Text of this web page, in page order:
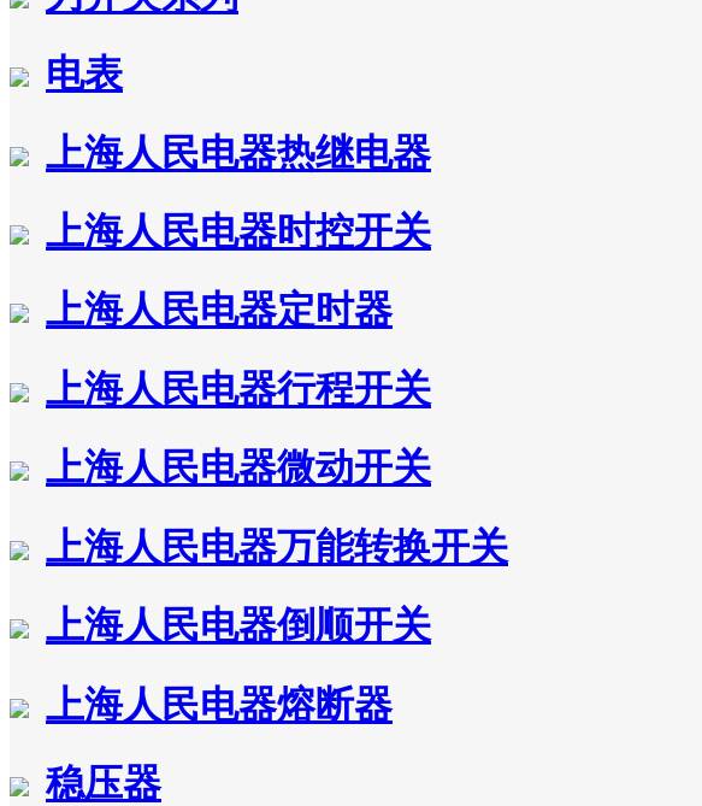
电表
上海人民电器热继电器
上海人民电器时控开关
上海人民电器定时器
上海人民电器行程开关
上海人民电器微动开关
上海人民电器万能转换开关
上海人民电器倒顺开关
上海人民电器熔断器
稳压器